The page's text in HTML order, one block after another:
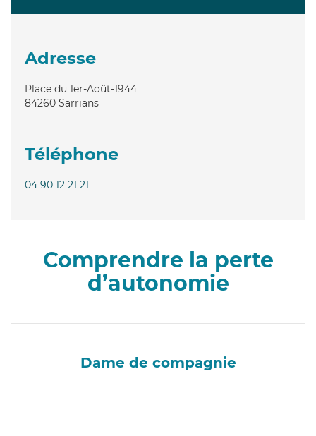
Adresse
Place du 1er-Août-1944
84260 Sarrians
Téléphone
04 90 12 21 21
Comprendre la perte
d’autonomie
Dame de compagnie